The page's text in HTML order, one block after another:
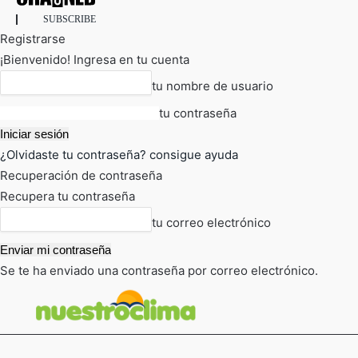
SUBSCRIBE
Registrarse
¡Bienvenido! Ingresa en tu cuenta
tu nombre de usuario
tu contraseña
¿Olvidaste tu contraseña? consigue ayuda
Recuperación de contraseña
Recupera tu contraseña
tu correo electrónico
Se te ha enviado una contraseña por correo electrónico.